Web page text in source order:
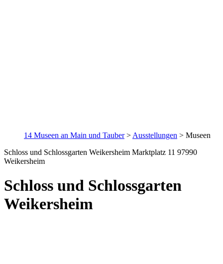
14 Museen an Main und Tauber> Ausstellungen > Museen
Schloss und Schlossgarten Weikersheim Marktplatz 11 97990
Weikersheim
Schloss und Schlossgarten
Weikersheim